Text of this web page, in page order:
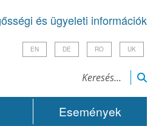
és ügyeleti információk
EN DE RO UK
Események